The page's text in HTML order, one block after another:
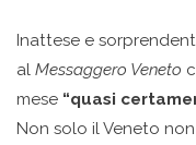
Inattese e
al Messaggero Veneto
mese “quasi
Non solo il Veneto